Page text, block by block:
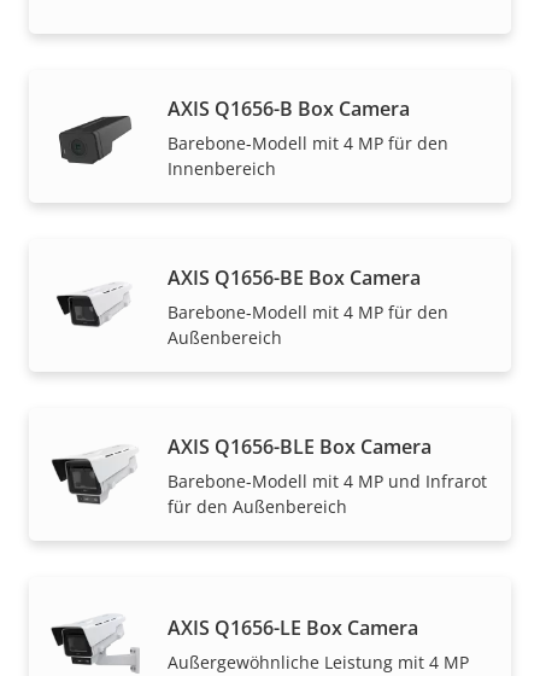
AXIS Q1656-B Box Camera
Barebone-Modell mit 4 MP für den
Innenbereich
AXIS Q1656-BE Box Camera
Barebone-Modell mit 4 MP für den
Außenbereich
AXIS Q1656-BLE Box Camera
Barebone-Modell mit 4 MP und Infrarot
für den Außenbereich
AXIS Q1656-LE Box Camera
Außergewöhnliche Leistung mit 4 MP